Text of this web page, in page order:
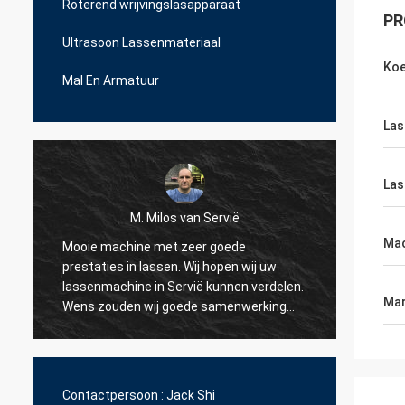
Roterend wrijvingslasapparaat
Ultrasoon Lassenmateriaal
Mal En Armatuur
M. Milos van Servië
Mooie machine met zeer goede
prestaties in lassen. Wij hopen wij uw
lassenmachine in Servië kunnen verdelen.
Wens zouden wij goede samenwerking
hebben.
de
Contactpersoon : Jack Shi